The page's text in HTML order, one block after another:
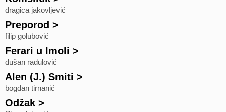
dragica jakovljević
Preporod >
filip golubović
Ferari u Imoli >
dušan radulović
Alen (J.) Smiti >
bogdan tirnanić
Odžak >